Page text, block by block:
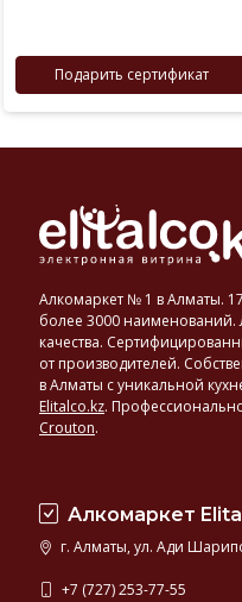
Подарить сертификат
Алкомаркет № 1 в Алматы.
более 3000
качества.
от производителей.
в Алматы с уникальной
Elitalco.kz.
Crouton.
Алкомаркет
г. Алматы, ул. Ади
+7 (727) 253-77-55